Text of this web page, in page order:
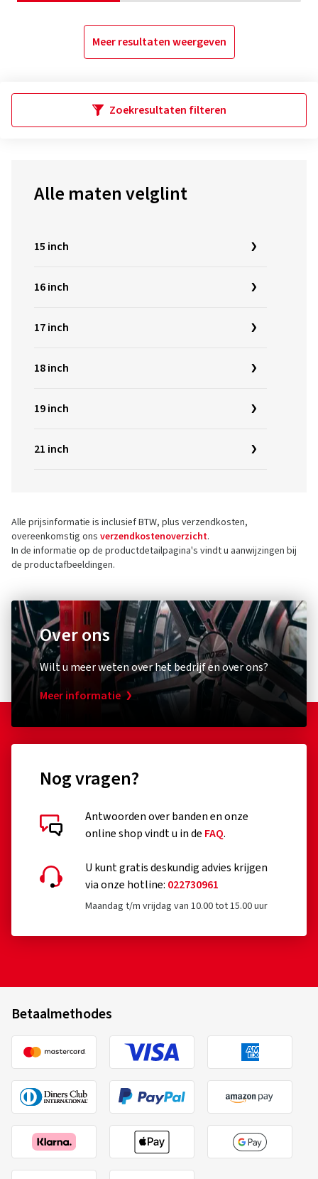
Meer resultaten weergeven
Zoekresultaten filteren
Alle maten velglint
15 inch
16 inch
17 inch
18 inch
19 inch
21 inch
Alle prijsinformatie is inclusief BTW, plus verzendkosten,
overeenkomstig ons verzendkostenoverzicht.
In de informatie op de productdetailpagina's vindt u aanwijzingen bij
de productafbeeldingen.
Over ons
Wilt u meer weten over het bedrijf en over ons?
Meer informatie
Nog vragen?
Antwoorden over banden en onze
online shop vindt u in de FAQ.
U kunt gratis deskundig advies krijgen
via onze hotline: 022730961
Maandag t/m vrijdag van 10.00 tot 15.00 uur
Betaalmethodes